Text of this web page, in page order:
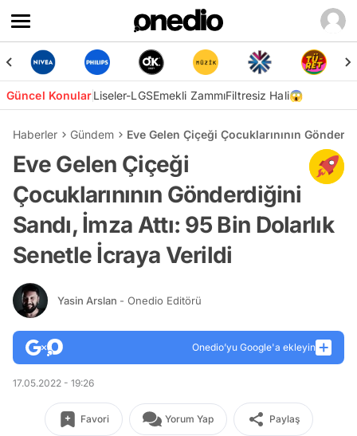
Güncel KonularLiseler-LGSEmekli ZammıFiltresiz Hali😱
Haberler Gündem Eve Gelen Çiçeği Çocuklarınının
Eve Gelen Çiçeği
Çocuklarınının Gönderdiğini
Sandı, İmza Attı: 95 Bin Dolarlık
Senetle İcraya Verildi
Yasin Arslan - Onedio Editörü
Onedio’yu Google'a ekleyin
17.05.2022 - 19:26
Favori Yorum Yap Paylaş